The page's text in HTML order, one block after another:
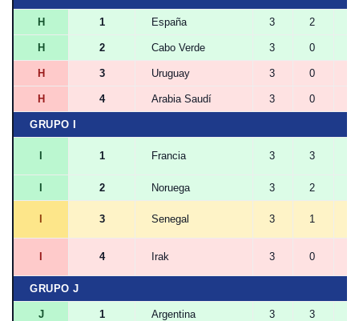
H 1 España 3 2
H 2 Cabo Verde 3 0
H 3 Uruguay 3 0
H 4 Arabia Saudí 3 0
GRUPO I
I 1 Francia 3 3
I 2 Noruega 3 2
I 3 Senegal 3 1
I 4 Irak 3 0
GRUPO J
J 1 Argentina 3 3